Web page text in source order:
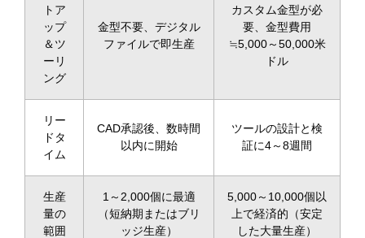
トア
ップ
＆ツ
ーリ
ング
金型不要、デジタル
ファイルで即生産
カスタム金型が必
要、金型費用
≒5,000～50,000米
ドル
リー
ドタ
イム
CAD承認後、数時間
以内に開始
ツールの設計と検
証に4～8週間
生産
量の
範囲
1～2,000個に最適
（短納期またはブリ
ッジ生産）
5,000～10,000個以
上で経済的（安定
した大量生産）